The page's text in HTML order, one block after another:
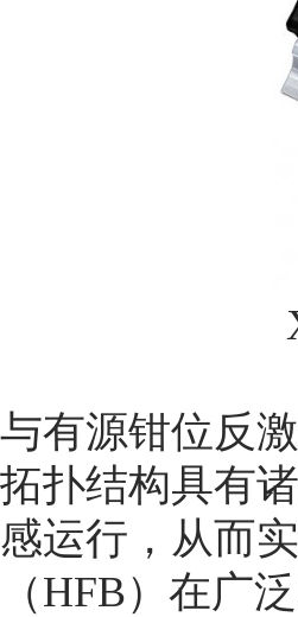
与有源钳位反
拓扑结构具有
感运行，从而
（HFB）在广